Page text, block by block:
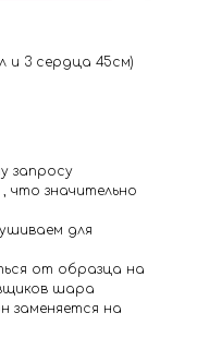
и 3 сердца 45см)
запросу
значительно
для
от образца на
шара
заменяется на